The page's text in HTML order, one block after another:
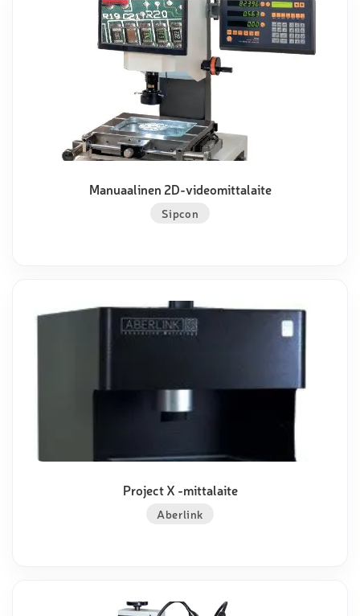
Manuaalinen 2D-videomittalaite
Sipcon
Project X -mittalaite
Aberlink